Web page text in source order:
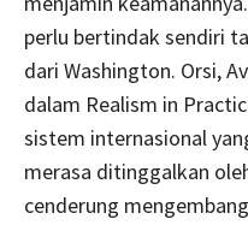
perlu bertindak sendiri
dari Washington. Orsi,
dalam Realism in
sistem internasional
merasa ditinggalkan
cenderung